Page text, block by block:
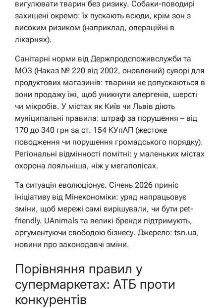
вигулювати тварин без ризику. Собаки-поводирі
захищені окремо: їх пускають всюди, крім зон з
високим ризиком (наприклад, операційні в
лікарнях).
Санітарні норми від Держпродспоживслужби та
МОЗ (Наказ № 220 від 2002, оновлений) суворі для
продуктових магазинів: тварини не допускаються в
зони продажу їжі, щоб уникнути алергенів, шерсті
чи мікробів. У містах як Київ чи Львів діють
муніципальні правила: штраф за порушення – від
170 до 340 грн за ст. 154 КУпАП (жестоке
поводження чи порушення громадського порядку).
Регіональні відмінності помітні: у маленьких містах
охорона лояльніша, ніж у мегаполісах.
Та ситуація еволюціонує. Січень 2026 приніс
ініціативу від Мінекономіки: уряд напрацьовує
зміни, щоб мережі самі вирішували, чи бути pet-
friendly. UAnimals та великі бренди підтримують,
аргументуючи свободою бізнесу. Джерело: tsn.ua,
новини про законодавчі зміни.
Порівняння правил у
супермаркетах: АТБ проти
конкурентів